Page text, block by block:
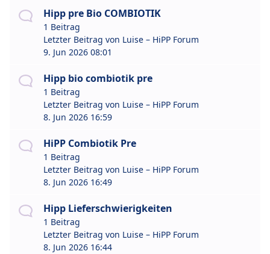
Hipp pre Bio COMBIOTIK
1 Beitrag
Letzter Beitrag von Luise – HiPP Forum
9. Jun 2026 08:01
Hipp bio combiotik pre
1 Beitrag
Letzter Beitrag von Luise – HiPP Forum
8. Jun 2026 16:59
HiPP Combiotik Pre
1 Beitrag
Letzter Beitrag von Luise – HiPP Forum
8. Jun 2026 16:49
Hipp Lieferschwierigkeiten
1 Beitrag
Letzter Beitrag von Luise – HiPP Forum
8. Jun 2026 16:44